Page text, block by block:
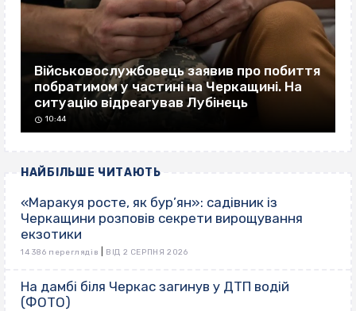
Військовослужбовець заявив про побиття
побратимом у частині на Черкащині. На
ситуацію відреагував Лубінець
10:44
НАЙБІЛЬШЕ ЧИТАЮТЬ
«Маракуя росте, як бур’ян»: садівник із
Черкащини розповів секрети вирощування
екзотики
14 386 переглядів ВІД 2 СЕРПНЯ 2026
На дамбі біля Черкас загинув у ДТП водій
(ФОТО)